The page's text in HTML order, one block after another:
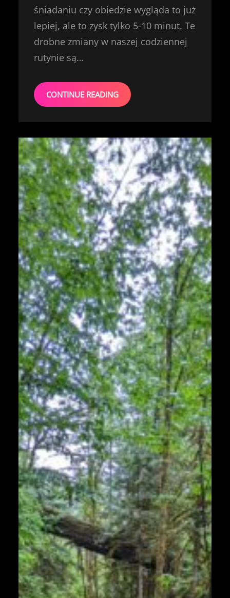
śniadaniu czy obiedzie wygląda to już
lepiej, ale to zysk tylko 5-10 minut. Te
drobne zmiany w naszej codziennej
rutynie są…
CONTINUE READING